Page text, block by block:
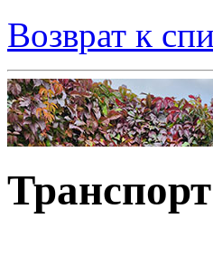
Возврат к
Транспорт